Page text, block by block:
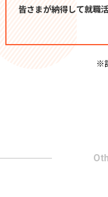
皆さまが納得して就職
※